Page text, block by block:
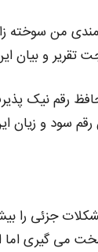
من سوخته
تقریر و بیان
رقم نیک
رقم سود و زیان
جزئی را
می گیری اما